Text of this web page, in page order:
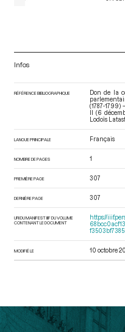
Infos
RÉFÉRENCE BIBLIOGRAPHIQUE
Don de la
(1787-
II (6
Lodoïs
LANGUE PRINCIPALE Français
NOMBRE DE PAGES 1
PREMIÈRE PAGE 307
DERNIÈRE PAGE 307
URI DU MANIFEST IIIF DU VOLUME
CONTENANT LE DOCUMENT
https://
MODIFIÉ LE 10 octobre